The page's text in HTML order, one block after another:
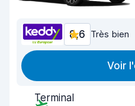
8,6 Très bien
Voir
Terminal